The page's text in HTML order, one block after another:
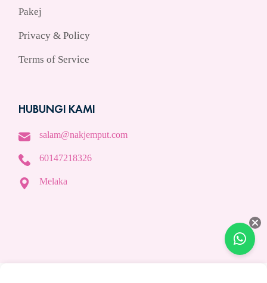
Pakej
Privacy & Policy
Terms of Service
HUBUNGI KAMI
salam@nakjemput.com
60147218326
Melaka